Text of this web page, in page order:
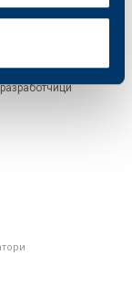
данни